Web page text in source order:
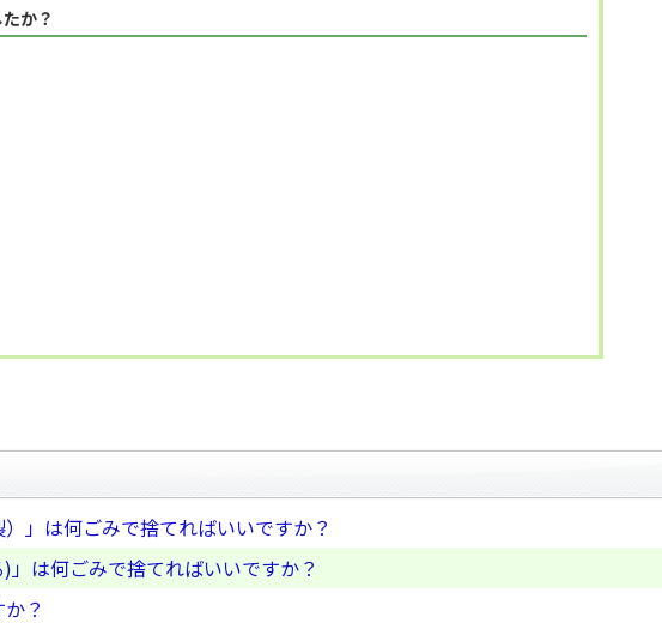
か？
」は何ごみで捨てればいいですか？
」は何ごみで捨てればいいですか？
？